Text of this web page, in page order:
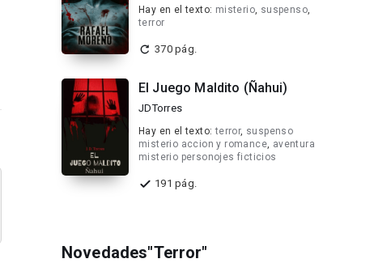
Hay en el texto: misterio, suspenso,
terror
370 pág.
El Juego Maldito (Ñahui)
JDTorres
Hay en el texto:terror, suspenso
misterio accion y romance, aventura
misterio personojes ficticios
191 pág.
Novedades"Terror"